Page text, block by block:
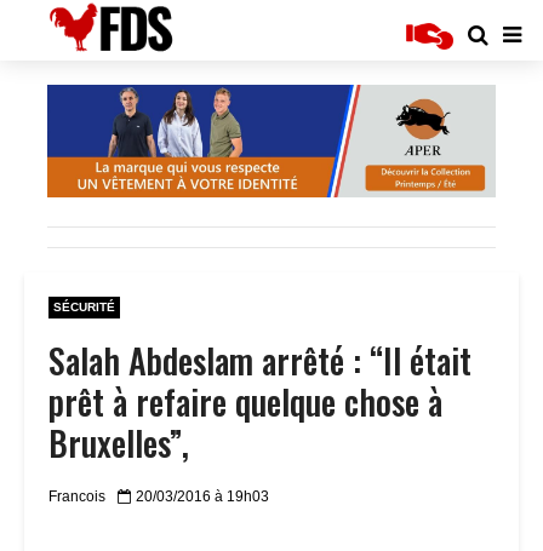
SÉCURITÉ
Salah Abdeslam arrêté : “Il était
prêt à refaire quelque chose à
Bruxelles”,
Francois 20/03/2016 à 19h03